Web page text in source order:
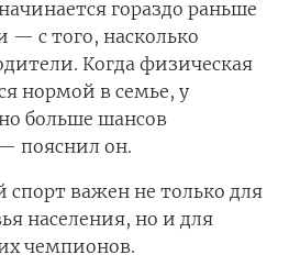
гораздо раньше
— с того, насколько
Когда физическая
нормой в семье, у
больше шансов
пояснил он.
важен не только для
населения, но и для
чемпионов.